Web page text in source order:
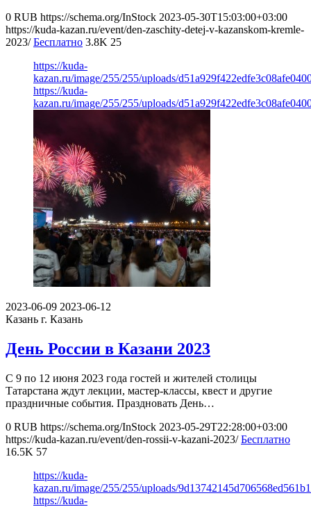
0 RUB https://schema.org/InStock 2023-05-30T15:03:00+03:00
https://kuda-kazan.ru/event/den-zaschity-detej-v-kazanskom-kremle-
2023/ Бесплатно 3.8K 25
https://kuda-
kazan.ru/image/255/255/uploads/
https://kuda-
kazan.ru/image/255/255/uploads/
2023-06-09 2023-06-12
Казань г. Казань
День России в Казани 2023
С 9 по 12 июня 2023 года гостей и жителей столицы
Татарстана ждут лекции, мастер-классы, квест и другие
праздничные события. Праздновать День…
0 RUB https://schema.org/InStock 2023-05-29T22:28:00+03:00
https://kuda-kazan.ru/event/den-rossii-v-kazani-2023/ Бесплатно
16.5K 57
https://kuda-
kazan.ru/image/255/255/uploads/
https://kuda-